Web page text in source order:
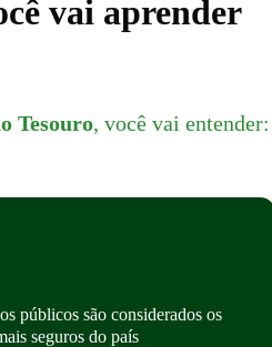
vai aprender
Tesouro, você vai entender:
públicos são considerados os
seguros do país